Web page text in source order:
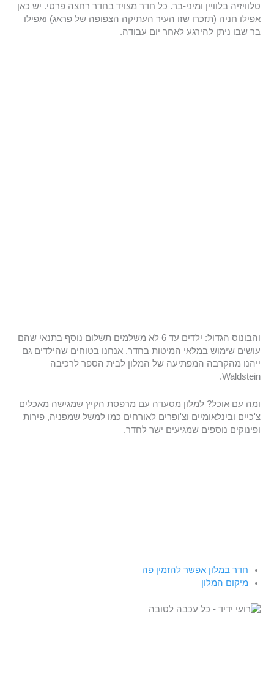
טלוויזיה בלוויין ומיני-בר. כל חדר מצויד בחדר רחצה פרטי. יש כאן
אפילו חניה (תזכרו שזו העיר העתיקה הצפופה של פראג) ואפילו
בר שבו ניתן להירגע לאחר יום עבודה.
והבונוס הגדול: ילדים עד 6 לא משלמים תשלום נוסף בתנאי שהם
עושים שימוש במלאי המיטות בחדר. אנחנו בטוחים שהילדים גם
ייהנו מהקרבה המפתיעה של המלון לבית הספר לרכיבה
Waldstein.
ומה עם אוכל? למלון מסעדה עם מרפסת הקיץ שמגישה מאכלים
צ'כיים ובינלאומיים וצ'ופרים לאורחים כמו למשל שמפניה, פירות
ופינוקים נוספים שמגיעים ישר לחדר.
חדר במלון אפשר להזמין פה
מיקום המלון